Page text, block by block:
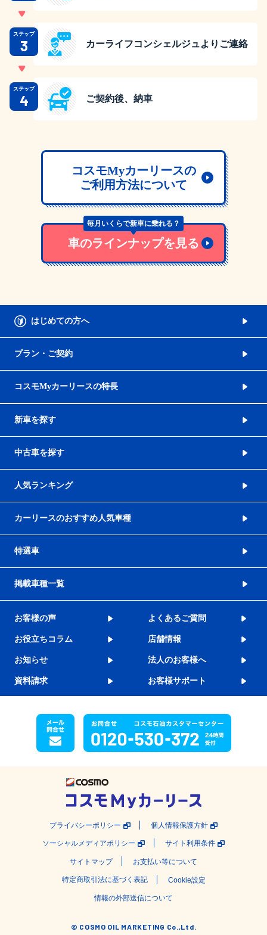
ステップ
3 カーライフコンシェルジュよりご連絡
ステップ
4 ご契約後、納車
コスモMyカーリースの
ご利用方法について
毎月いくらで新車に乗れる？
車のラインナップを見る
はじめての方へ
プラン・ご契約
コスモMyカーリースの特長
新車を探す
中古車を探す
人気ランキング
カーリースのおすすめ人気車種
特選車
掲載車種一覧
お客様の声 よくあるご質問
お役立ちコラム 店舗情報
お知らせ 法人のお客様へ
資料請求 お客様サポート
プライバシーポリシー 個人情報保護方針
ソーシャルメディアポリシー サイト利用条件
サイトマップ お支払い等について
特定商取引法に基づく表記 Cookie設定
情報の外部送信について
© COSMO OIL MARKETING Co.,Ltd.